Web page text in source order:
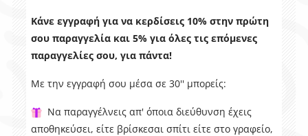
Κάνε εγγραφή για να κερδίσεις 10% στην πρώτη
σου παραγγελία και 5% για όλες τις επόμενες
παραγγελίες σου, για πάντα!
Με την εγγραφή σου μέσα σε 30'' μπορείς:
Να παραγγέλνεις απ' όποια διεύθυνση έχεις
αποθηκεύσει, είτε βρίσκεσαι σπίτι είτε στο γραφείο,